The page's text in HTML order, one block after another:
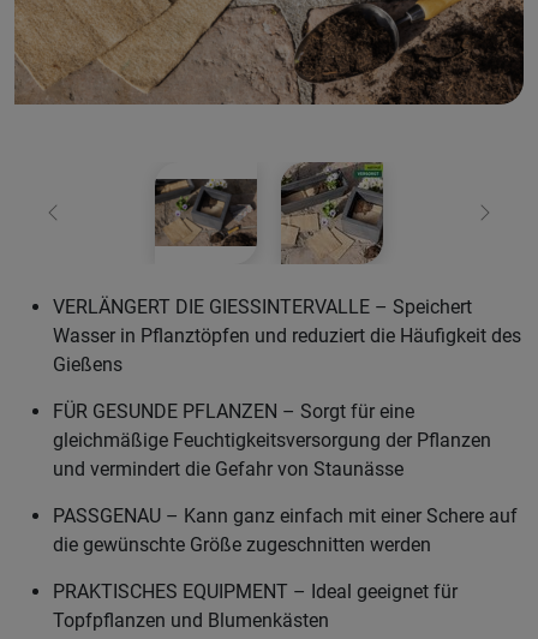
Zurück Weiter
VERLÄNGERT DIE GIESSINTERVALLE – Speichert
Wasser in Pflanztöpfen und reduziert die Häufigkeit des
Gießens
FÜR GESUNDE PFLANZEN – Sorgt für eine
gleichmäßige Feuchtigkeitsversorgung der Pflanzen
und vermindert die Gefahr von Staunässe
PASSGENAU – Kann ganz einfach mit einer Schere auf
die gewünschte Größe zugeschnitten werden
PRAKTISCHES EQUIPMENT – Ideal geeignet für
Topfpflanzen und Blumenkästen